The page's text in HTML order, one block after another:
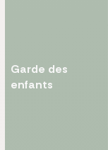
Garde des
enfants